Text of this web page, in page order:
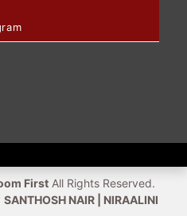
FirstAll Rights Reserved.
SANTHOSH NAIR | NIRAALINI